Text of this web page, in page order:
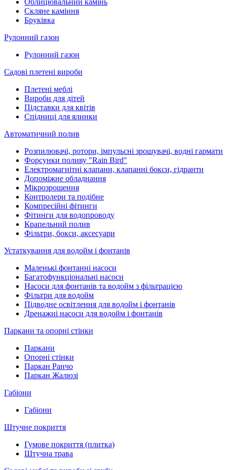
Облицювальний камінь
Скляне каміння
Бруківка
Рулонний газон
Рулонний газон
Садові плетені вироби
Плетені меблі
Вироби для дітей
Підставки для квітів
Спідниці для ялинки
Автоматичний полив
Розпилювачі, ротори, імпульсні зрошувачі, водні гармати
Форсунки поливу "Rain Bird"
Електромагнітні клапани, клапанні бокси, гідранти
Допоміжне обладнання
Мікрозрошення
Контролери та подібне
Компресійні фітинги
Фітинги для водопроводу
Крапельний полив
Фільтри, бокси, аксесуари
Устаткування для водойм і фонтанів
Маленькі фонтанні насоси
Багатофункціональні насоси
Насоси для фонтанів та водойм з фільтрацією
Фільтри для водойм
Підводне освітлення для водойм і фонтанів
Дренажні насоси для водойм і фонтанів
Паркани та опорні стінки
Паркани
Опорні стінки
Паркан Ранчо
Паркан Жалюзі
Габіони
Габіони
Штучне покриття
Гумове покриття (плитка)
Штучна трава